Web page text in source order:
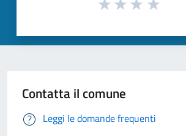
Contatta il comune
Leggi le domande frequenti